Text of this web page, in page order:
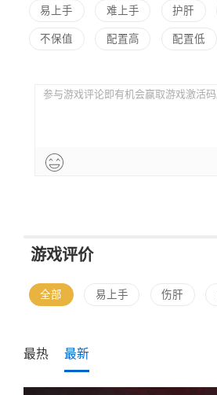
易上手 难上手 护肝
不保值 配置高 配置低
参与游戏评论即有机会赢取游戏激活
游戏评价
全部 易上手 伤肝
最热 最新